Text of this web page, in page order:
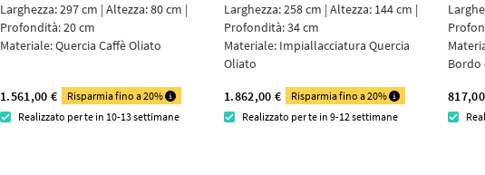
Larghezza: 297 cm | Altezza: 80 cm |
Profondità: 20 cm
Materiale:Quercia Caffè Oliato
1.561,00 €
Risparmia fino a 20%
Realizzato per te in 10-13 settimane
Larghezza: 258 cm | Altezza: 144 cm |
Profondità: 34 cm
Materiale: Impial­lacciatura Quercia
Oliato
1.862,00 €
Risparmia fino a 20%
Realizzato per te in 9-12 settimane
Bordo